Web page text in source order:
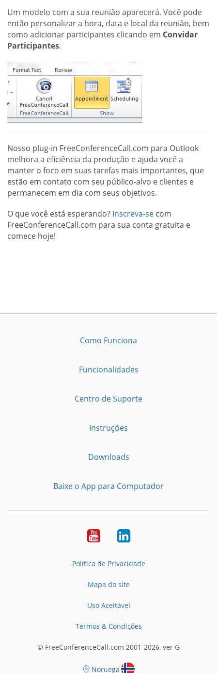
Um modelo com a sua reunião aparecerá. Você pode
então personalizar a hora, data e local da reunião, bem
como adicionar participantes clicando em Convidar
Participantes.
Nosso plug-in FreeConferenceCall.com para Outlook
melhora a eficiência da produção e ajuda você a
manter o foco em suas tarefas mais importantes, que
estão em contato com seu público-alvo e clientes e
permanecem em dia com seus objetivos.
O que você está esperando? Inscreva-se com
FreeConferenceCall.com para sua conta gratuita e
comece hoje!
Como Funciona
Funcionalidades
Centro de Suporte
Instruções
Downloads
Baixe o App para Computador
YoutubeLinkedIn
Política de Privacidade
Mapa do site
Uso Aceitável
Termos & Condições
© FreeConferenceCall.com 2001-2026, ver G
Noruega